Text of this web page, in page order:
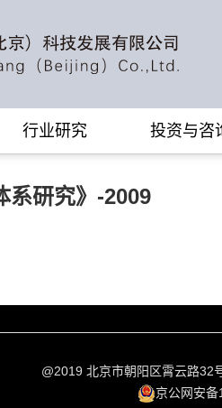
行业研究 投资与咨
系研究》-2009
@2019 北京市朝阳区霄云路32
京公网安